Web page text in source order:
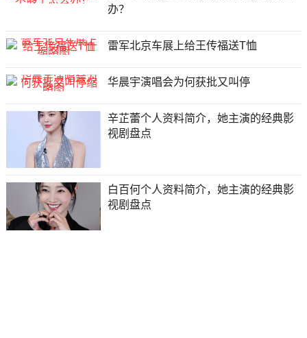
办？
雷军北京车展上给王传福送T恤
华晨宇演唱会为何获批又叫停
辛芷蕾个人资料简介，她主演的经典影
视剧盘点
白百何个人资料简介，她主演的经典影
视剧盘点